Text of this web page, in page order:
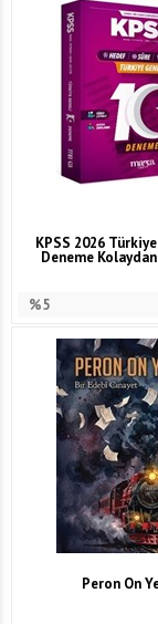
KPSS 2026
Deneme
%5
Peron On